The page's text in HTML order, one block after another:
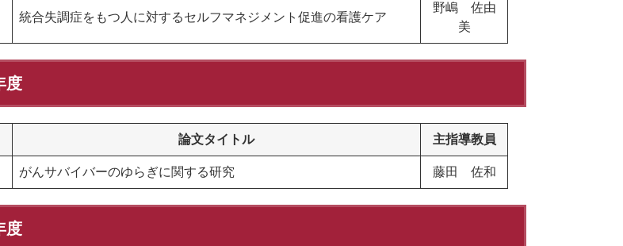
統合失調症をもつ人に対するセルフマネジメント促進の看護ケア
野嶋 佐由
美
度
論文タイトル 主指導教員
がんサバイバーのゆらぎに関する研究 藤田 佐和
度